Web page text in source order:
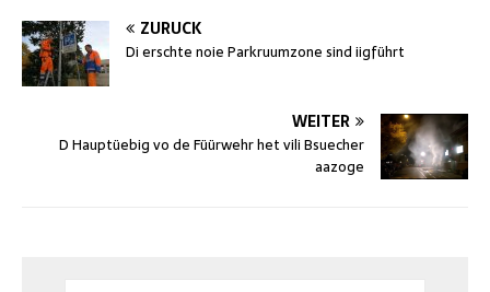
ZURÜCK
Di erschte noie Parkruumzone sind iigführt
WEITER
D Hauptüebig vo de Füürwehr het vili Bsuecher
aazoge